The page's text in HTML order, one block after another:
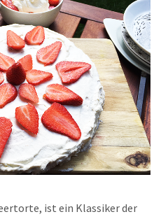
ist ein Klas­sik­er der